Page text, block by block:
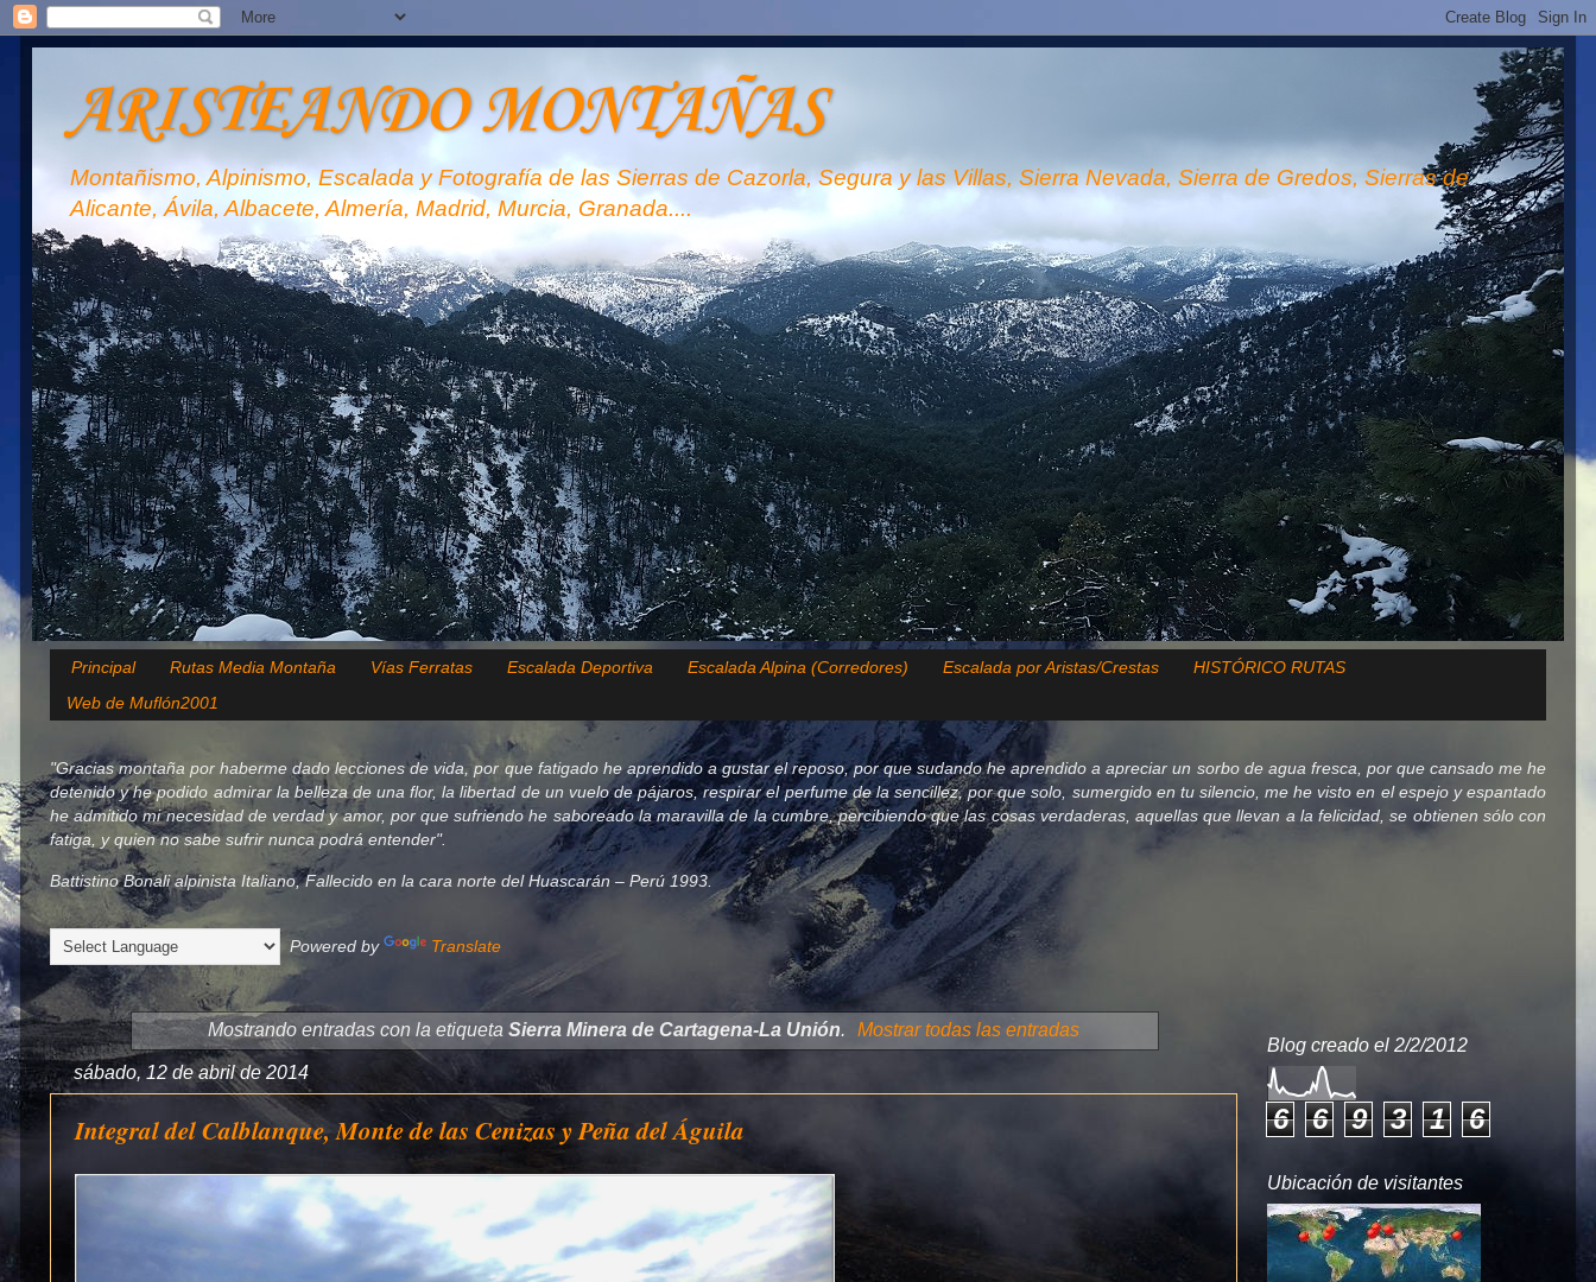
ARISTEANDO MONTAÑAS
Montañismo, Alpinismo, Escalada y Fotografía de las Sierras de Cazorla, Segura y las Villas, Sierra Nevada, Sierra de Gredos, Sierras de
Alicante, Ávila, Albacete, Almería, Madrid, Murcia, Granada....
Principal Rutas Media Montaña Vías Ferratas Escalada Deportiva Escalada Alpina (Corredores) Escalada por Aristas/Crestas
HISTÓRICO RUTAS
Web de Muflón2001
"Gracias montaña por haberme dado lecciones de vida, por que fatigado he aprendido a gustar el reposo, por que sudando he aprendido a apreciar un sorbo de agua fresca, por que cansado me he
detenido y he podido admirar la belleza de una flor, la libertad de un vuelo de pájaros, respirar el perfume de la sencillez, por que solo, sumergido en tu silencio, me he visto en el espejo y espantado
he admitido mi necesidad de verdad y amor, por que sufriendo he saboreado la maravilla de la cumbre, percibiendo que las cosas verdaderas, aquellas que llevan a la felicidad, se obtienen sólo con
fatiga, y quien no sabe sufrir nunca podrá entender".
Battistino Bonali alpinista Italiano, Fallecido en la cara norte del Huascarán – Perú 1993.
Powered by Translate
Mostrando entradas con la etiqueta Sierra Minera de Cartagena-La Unión. Mostrar todas las entradas
sábado, 12 de abril de 2014
Integral del Calblanque, Monte de las Cenizas y Peña del Águila
Blog creado el 2/2/2012
6 6 9 3 1 6
Ubicación de visitantes